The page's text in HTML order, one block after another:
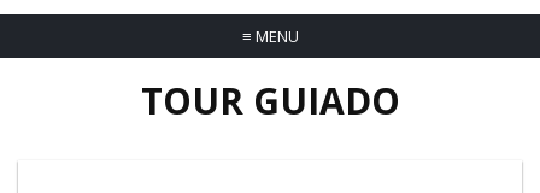
≡ MENU
TOUR GUIADO